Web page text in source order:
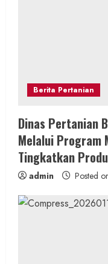
Berita Pertanian
Dinas Pertanian
Melalui Program
Tingkatkan
admin Posted